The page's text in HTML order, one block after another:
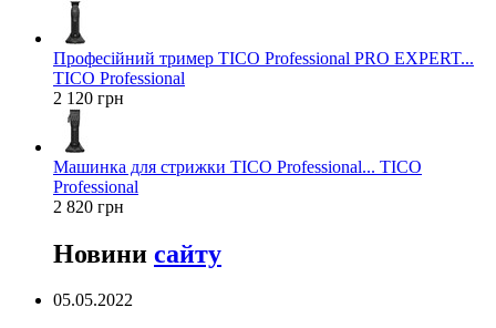
Професійний тример TICO Professional PRO EXPERT...
TICO Professional
2 120 грн
Машинка для стрижки TICO Professional... TICO
Professional
2 820 грн
Новини сайту
05.05.2022